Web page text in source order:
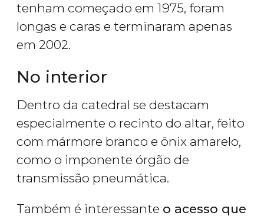
tenham começado em 1975, foram
longas e caras e terminaram apenas
em 2002.
No interior
Dentro da catedral se destacam
especialmente o recinto do altar, feito
com mármore branco e ônix amarelo,
como o imponente órgão de
transmissão pneumática.
Também é interessante o acesso que